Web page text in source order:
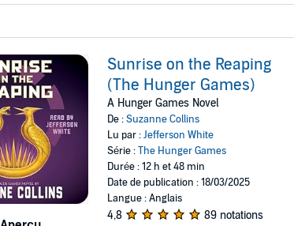
Sunrise on the Reaping
(The Hunger Games)
A Hunger Games Novel
De :Suzanne Collins
Lu par :Jefferson White
Série :The Hunger Games
Durée : 12 h et 48 min
Date de publication : 18/03/2025
Langue : Anglais
4,8 89 notations